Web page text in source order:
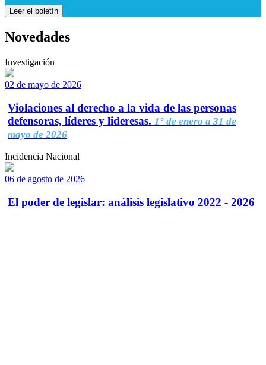
Leer el boletín
Novedades
Investigación
02 de mayo de 2026
Violaciones al derecho a la vida de las personas
defensoras, líderes y lideresas. 1° de enero a 31 de
mayo de 2026
Incidencia Nacional
06 de agosto de 2026
El poder de legislar: análisis legislativo 2022 - 2026